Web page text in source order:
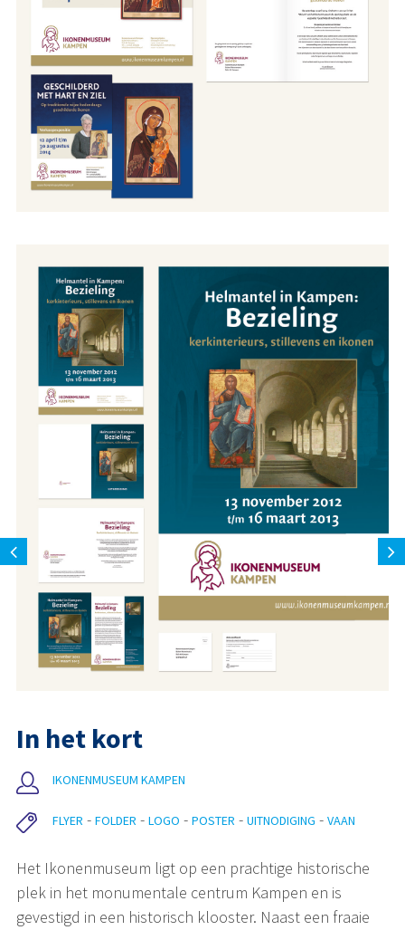
In het kort
IKONENMUSEUM KAMPEN
FLYER FOLDER LOGO POSTER UITNODIGING VAAN
Het Ikonenmuseum ligt op een prachtige historische
plek in het monumentale centrum Kampen en is
gevestigd in een historisch klooster. Naast een fraaie